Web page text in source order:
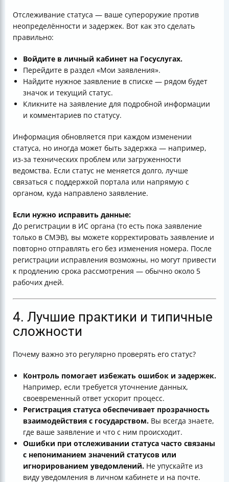
Отслеживание статуса — ваше супероружие против
неопределённости и задержек. Вот как это сделать
правильно:
Войдите в личный кабинет на Госуслугах.
Перейдите в раздел «Мои заявления».
Найдите нужное заявление в списке — рядом будет
значок и текущий статус.
Кликните на заявление для подробной информации
и комментариев по статусу.
Информация обновляется при каждом изменении
статуса, но иногда может быть задержка — например,
из-за технических проблем или загруженности
ведомства. Если статус не меняется долго, лучше
связаться с поддержкой портала или напрямую с
органом, куда направлено заявление.
Если нужно исправить данные:
До регистрации в ИС органа (то есть пока заявление
только в СМЭВ), вы можете корректировать заявление и
повторно отправлять его без изменения номера. После
регистрации исправления возможны, но могут привести
к продлению срока рассмотрения — обычно около 5
рабочих дней.
4. Лучшие практики и типичные
сложности
Почему важно это регулярно проверять его статус?
Контроль помогает избежать ошибок и задержек.
Например, если требуется уточнение данных,
своевременный ответ ускорит процесс.
Регистрация статуса обеспечивает прозрачность
взаимодействия с государством. Вы всегда знаете,
где ваше заявление и что с ним происходит.
Ошибки при отслеживании статуса часто связаны
с непониманием значений статусов или
игнорированием уведомлений. Не упускайте из
виду уведомления в личном кабинете и на почте.